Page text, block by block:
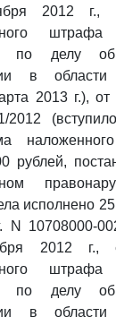
2012 г.,
по делу об
в
2013 г.), от
2012
наложенного
рублей,
исполнено
N 10708000-
2012 г.,
по делу об
в